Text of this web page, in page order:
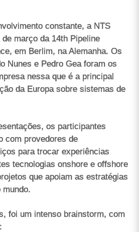
constante, a NTS
março da 14th Pipeline
em Berlim, na Alemanha. Os
Nunes e Pedro Gea foram os
nessa que é a principal
da Europa sobre sistemas de
os participantes
com provedores de
para trocar experiências
tecnologias onshore e offshore
que apoiam as estratégias
mundo.
foi um intenso brainstorm, com